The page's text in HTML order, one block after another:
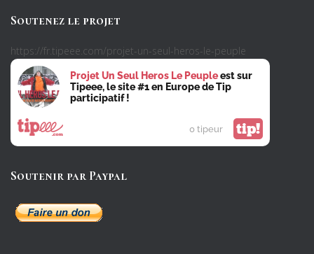
Soutenez le projet
https://fr.tipeee.com/projet-un-seul-heros-le-peuple
Projet Un Seul Heros Le Peupleest sur
Tipeee, le site #1 en Europe de Tip
participatif !
0 tipeur tip!
Soutenir par Paypal